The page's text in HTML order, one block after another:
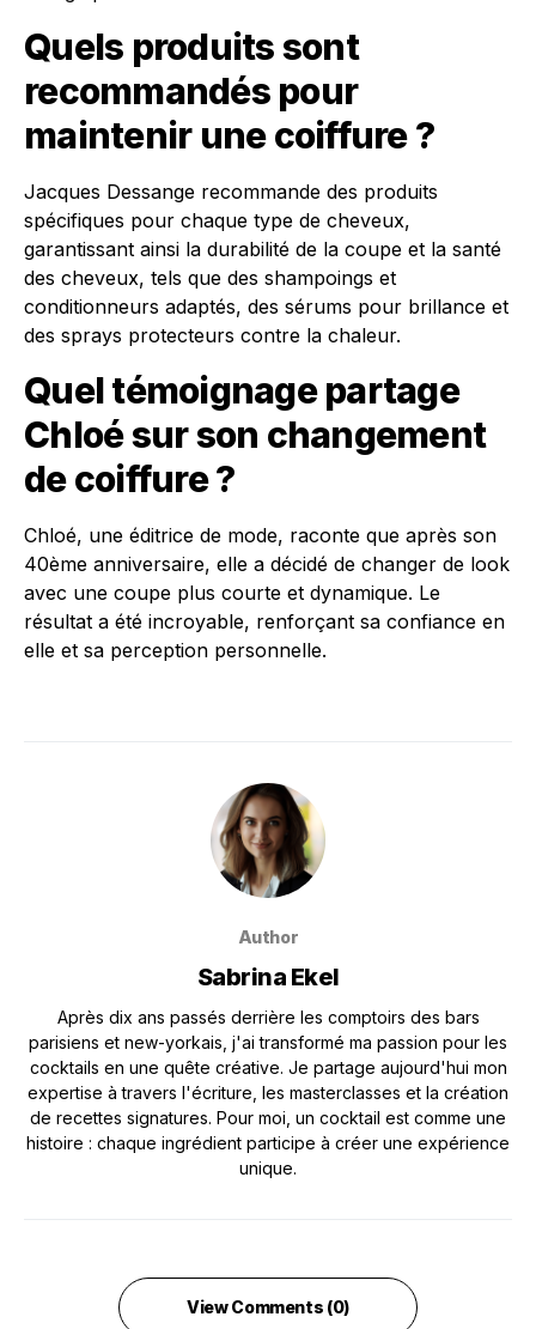
Quels produits sont
recommandés pour
maintenir une coiffure ?
Jacques Dessange recommande des produits
spécifiques pour chaque type de cheveux,
garantissant ainsi la durabilité de la coupe et la santé
des cheveux, tels que des shampoings et
conditionneurs adaptés, des sérums pour brillance et
des sprays protecteurs contre la chaleur.
Quel témoignage partage
Chloé sur son changement
de coiffure ?
Chloé, une éditrice de mode, raconte que après son
40ème anniversaire, elle a décidé de changer de look
avec une coupe plus courte et dynamique. Le
résultat a été incroyable, renforçant sa confiance en
elle et sa perception personnelle.
Author
Sabrina Ekel
Après dix ans passés derrière les comptoirs des bars
parisiens et new-yorkais, j'ai transformé ma passion pour les
cocktails en une quête créative. Je partage aujourd'hui mon
expertise à travers l'écriture, les masterclasses et la création
de recettes signatures. Pour moi, un cocktail est comme une
histoire : chaque ingrédient participe à créer une expérience
unique.
View Comments (0)